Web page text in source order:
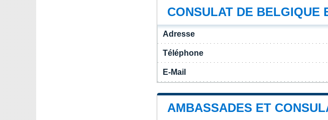
CONSULAT DE BELGIQUE
Adresse
Téléphone
E-Mail
AMBASSADES ET